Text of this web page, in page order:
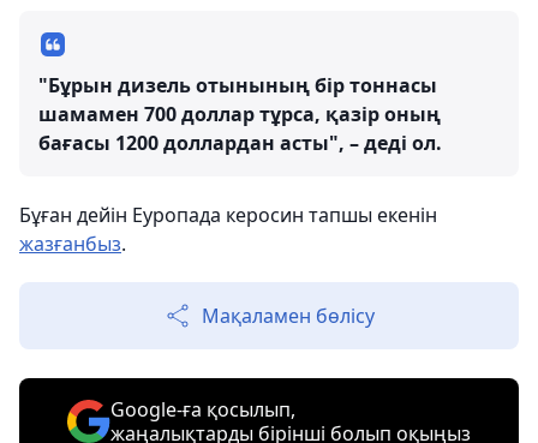
"Бұрын дизель отынының бір тоннасы
шамамен 700 доллар тұрса, қазір оның
бағасы 1200 доллардан асты", – деді ол.
Бұған дейін Еуропада керосин тапшы екенін
жазғанбыз.
Мақаламен бөлісу
Google-ға қосылып,
жаңалықтарды бірінші болып оқыңыз